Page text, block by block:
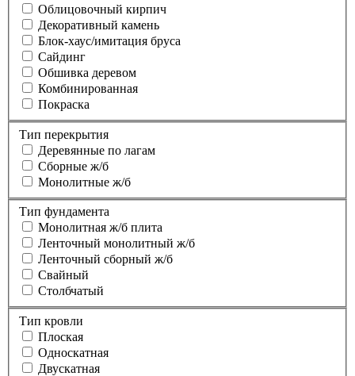
Облицовочный кирпич
Декоративный камень
Блок-хаус/имитация бруса
Сайдинг
Обшивка деревом
Комбинированная
Покраска
Тип перекрытия
Деревянные по лагам
Сборные ж/б
Монолитные ж/б
Тип фундамента
Монолитная ж/б плита
Ленточный монолитный ж/б
Ленточный сборный ж/б
Свайный
Столбчатый
Тип кровли
Плоская
Односкатная
Двускатная